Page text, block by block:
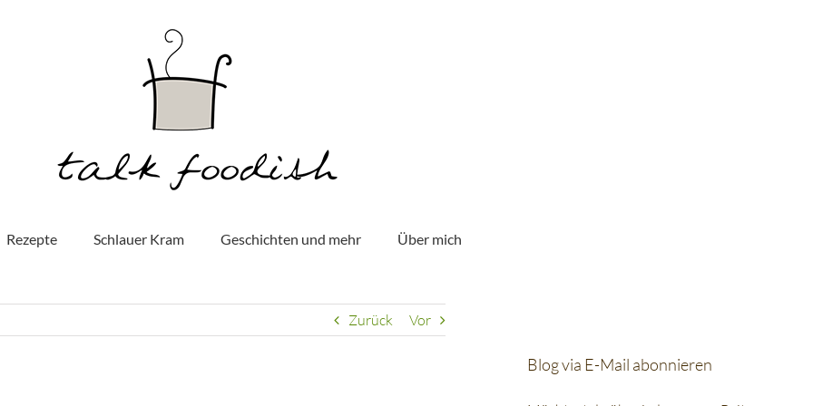
Rezepte Schlauer Kram Geschichten und mehr Über mich
Zurück Vor
Blog via E-Mail abonnieren